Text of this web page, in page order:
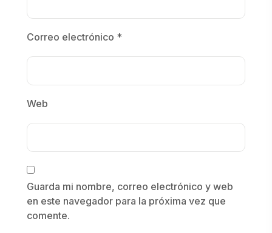
Correo electrónico *
Web
Guarda mi nombre, correo electrónico y web
en este navegador para la próxima vez que
comente.